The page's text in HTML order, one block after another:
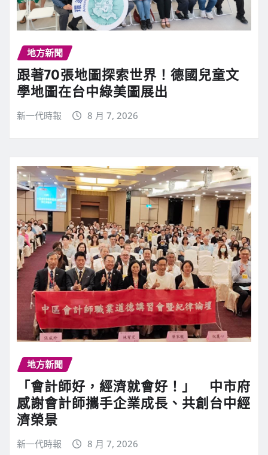
地方新聞
跟著70張地圖探索世界！德國兒童文
學地圖在台中綠美圖展出
新一代時報 8 月 7, 2026
地方新聞
「會計師好，經濟就會好！」 中市府
感謝會計師攜手企業成長、共創台中經
濟榮景
新一代時報 8 月 7, 2026